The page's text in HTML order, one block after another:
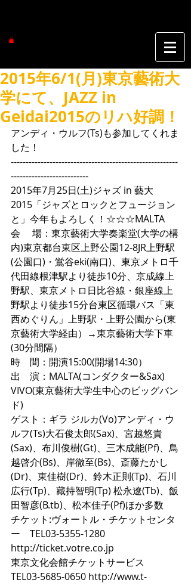
2015年6/1(月)東京藝術大
学にて、JAZZ in
Geidai2015のリハ好調！
アンディ・ウルフ(Ts)も参加してくれま
した！
--------------------------------------------------------
--------------------------
2015年7月25日(土)ジャズ in 藝大
2015「ジャズとロックとフュージョン
と」今年もよろしく！☆☆☆MALTA
会　 場：東京藝術大学奏楽堂(大学の構
内)東京都台東区上野公園12-8JR上野駅
(公園口)・鴬谷eki(南口)、東京メトロ千
代田線根津駅より徒歩10分、京成線上
野駅、東京メトロ日比谷線・銀座線上
野駅より徒歩15分台東区循環バス「東
西めぐりん」上野駅・上野公園から(東
京藝術大学経由）→東京藝術大学下車
(30分間隔）
時　間：開演15:00(開場14:30）
出　演：MALTA(コンダクター&Sax)
VIVO(東京藝術大学生中心のビッグバン
ド)
ゲスト：ギラ ジルカ(Vo)アンディ・ウ
ルフ(Ts)大石俊太郎(Sax)、宮越悠貴
(Sax)、布川俊樹(Gt)、三木成能(Pf)、鳥
越啓介(Bs)、岸徹至(Bs)、斎藤たかし
(Dr)、東佳樹(Dr)、鈴木正則(Tp)、石川
広行(Tp)、藏持智明(Tp) 松永遼(Tb)、飯
田智彦(B.tb)、松本佳子(Pf)ほか多数
チケット:ヴォートル・チケットセンタ
ー　TEL03-5355-1280
http://ticket.votre.co.jp
東京文化会館チケットサービス
TEL03-5685-0650 http://www.t-